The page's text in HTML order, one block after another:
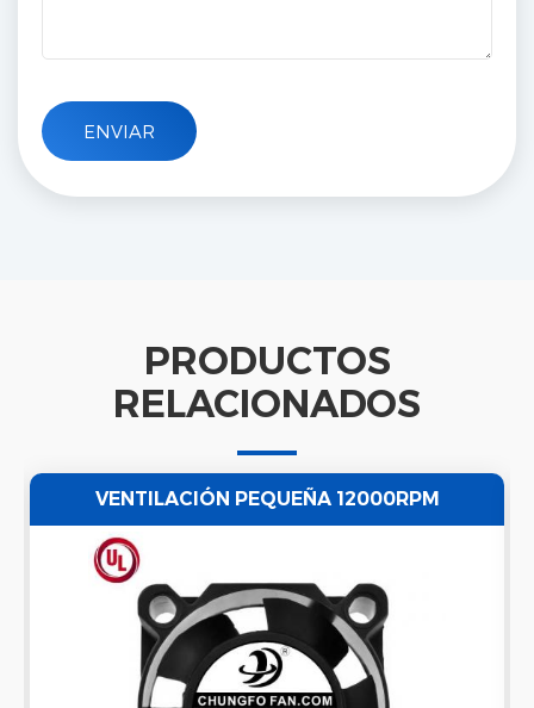
PRODUCTOS
RELACIONADOS
VENTILACIÓN PEQUEÑA 12000RPM
VENTILADOR DE ENFRIAMIENTO AXIAL DE CC